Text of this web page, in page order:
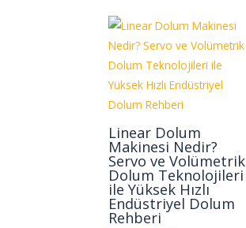
Linear Dolum
Makinesi Nedir?
Servo ve Volümetrik
Dolum Teknolojileri
ile Yüksek Hızlı
Endüstriyel Dolum
Rehberi